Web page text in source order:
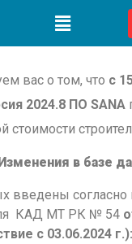
вас о том, что с
2024.8 ПО SANA
стоимости
в базе
введены согласно
КАД МТ РК № 54
с 03.06.2024 г.):